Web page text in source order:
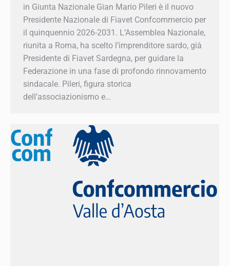
nuovo Presidente Nazionale di Fiavet
Confcommercio per il quinquennio 2026-2031.
L’Assemblea Nazionale, riunita a Roma, ha
scelto l’imprenditore sardo, già Presidente di
Fiavet Sardegna, per guidare la Federazione in
una fase di profondo rinnovamento sindacale.
Pileri, figura storica dell’associazionismo e…